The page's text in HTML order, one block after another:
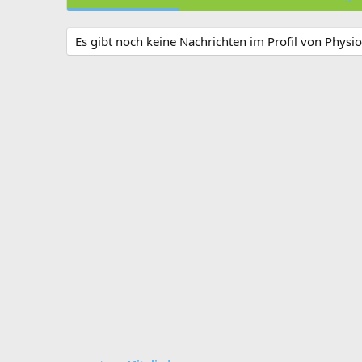
Es gibt noch keine Nachrichten im Profil von